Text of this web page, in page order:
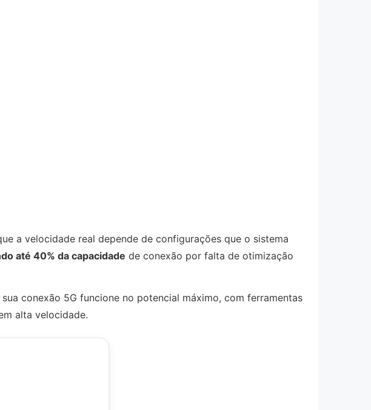
a velocidade real depende de configurações que o sistema
até 40% da capacidade de conexão por falta de otimização
conexão 5G funcione no potencial máximo, com ferramentas
alta velocidade.